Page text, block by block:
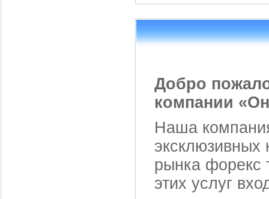
Добро
компании
Наша
эксклюзивных
рынка форекс
этих услуг